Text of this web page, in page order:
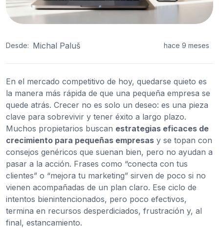
Desde: Michal Paluš hace 9 meses
En el mercado competitivo de hoy, quedarse quieto es
la manera más rápida de que una pequeña empresa se
quede atrás. Crecer no es solo un deseo: es una pieza
clave para sobrevivir y tener éxito a largo plazo.
Muchos propietarios buscan estrategias eficaces de
crecimiento para pequeñas empresas y se topan con
consejos genéricos que suenan bien, pero no ayudan a
pasar a la acción. Frases como “conecta con tus
clientes” o “mejora tu marketing” sirven de poco si no
vienen acompañadas de un plan claro. Ese ciclo de
intentos bienintencionados, pero poco efectivos,
termina en recursos desperdiciados, frustración y, al
final, estancamiento.